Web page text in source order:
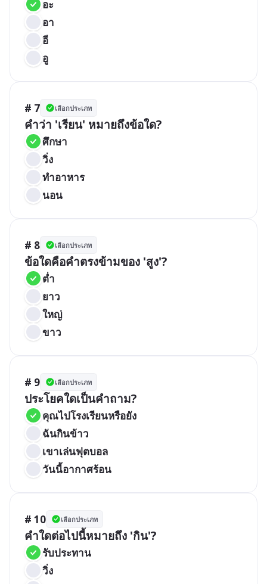
อะ
อา
อี
อู
# 7 เลือกประเภท
คำว่า 'เรียน' หมายถึงข้อใด?
ศึกษา
วิ่ง
ทำอาหาร
นอน
# 8 เลือกประเภท
ข้อใดคือคำตรงข้ามของ 'สูง'?
ต่ำ
ยาว
ใหญ่
ขาว
# 9 เลือกประเภท
ประโยคใดเป็นคำถาม?
คุณไปโรงเรียนหรือยัง
ฉันกินข้าว
เขาเล่นฟุตบอล
วันนี้อากาศร้อน
# 10 เลือกประเภท
คำใดต่อไปนี้หมายถึง 'กิน'?
รับประทาน
วิ่ง